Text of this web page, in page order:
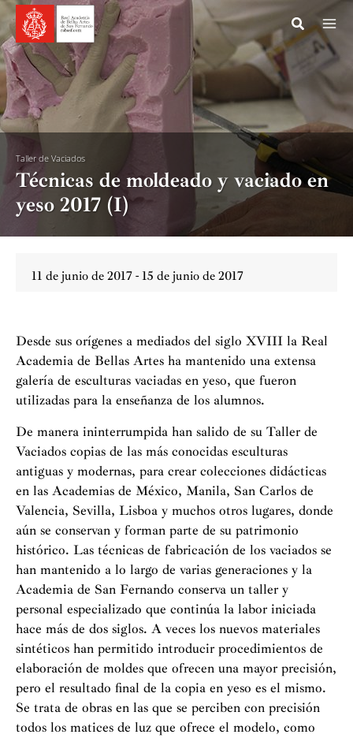
al
contenido
Taller de Vaciados
Técnicas de moldeado y vaciado en
yeso 2017 (I)
11 de junio de 2017 - 15 de junio de 2017
Desde sus orígenes a mediados del siglo XVIII la Real
Academia de Bellas Artes ha mantenido una extensa
galería de esculturas vaciadas en yeso, que fueron
utilizadas para la enseñanza de los alumnos.
De manera ininterrumpida han salido de su Taller de
Vaciados copias de las más conocidas esculturas
antiguas y modernas, para crear colecciones didácticas
en las Academias de México, Manila, San Carlos de
Valencia, Sevilla, Lisboa y muchos otros lugares, donde
aún se conservan y forman parte de su patrimonio
histórico. Las técnicas de fabricación de los vaciados se
han mantenido a lo largo de varias generaciones y la
Academia de San Fernando conserva un taller y
personal especializado que continúa la labor iniciada
hace más de dos siglos. A veces los nuevos materiales
sintéticos han permitido introducir procedimientos de
elaboración de moldes que ofrecen una mayor precisión,
pero el resultado final de la copia en yeso es el mismo.
Se trata de obras en las que se perciben con precisión
todos los matices de luz que ofrece el modelo, como